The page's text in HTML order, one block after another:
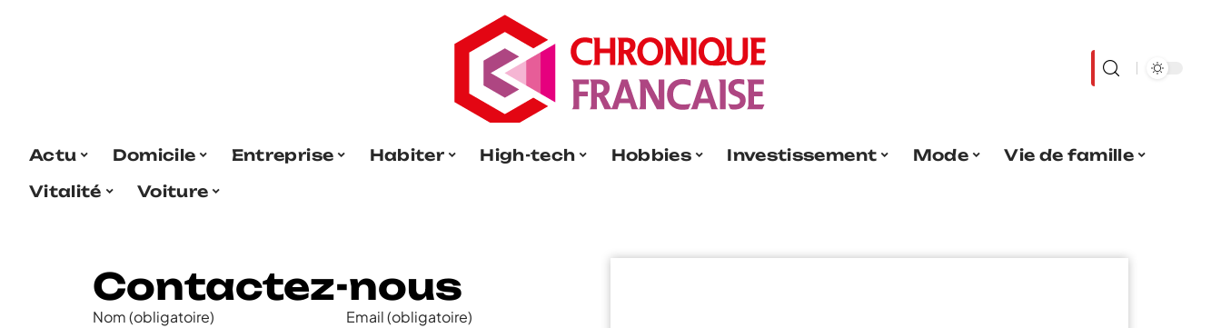
Actu Domicile Entreprise Habiter High-tech Hobbies Investissement Mode
Vie de famille
Vitalité
Voiture
Contactez-nous
Nom (obligatoire) Email (obligatoire)